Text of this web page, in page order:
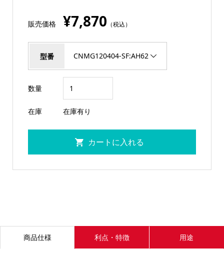
販売価格 ¥7,870 （税込）
型番
数量
在庫 在庫有り
商品仕様 利点・特徴 用途